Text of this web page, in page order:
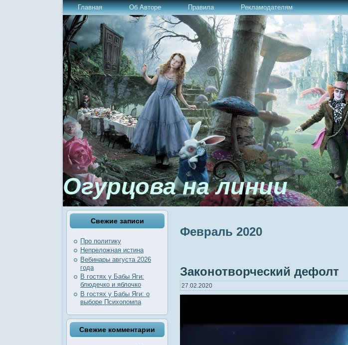
Главная Об Авторе Правила Рекламодателям
Огурцова на линии
Свежие записи
Про политику
Непреложная истина
Вебинары августа 2026
года
В гостях у Бабы Яги:
блюдечко и яблочко
В гостях у Бабы Яги: о
выборе Психопомпа
Свежие комментарии
Февраль 2020
Законотворческий дефолт
27.02.2020